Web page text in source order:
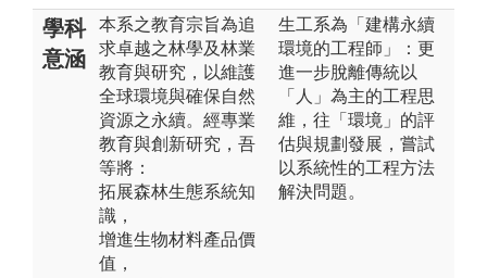
學科
意涵
本系之教育宗旨為追
求卓越之林學及林業
教育與研究，以維護
全球環境與確保自然
資源之永續。經專業
教育與創新研究，吾
等將：
拓展森林生態系統知
識，
增進生物材料產品價
值，
生工系為「建構永續
環境的工程師」：更
進一步脫離傳統以
「人」為主的工程思
維，往「環境」的評
估與規劃發展，嘗試
以系統性的工程方法
解決問題。